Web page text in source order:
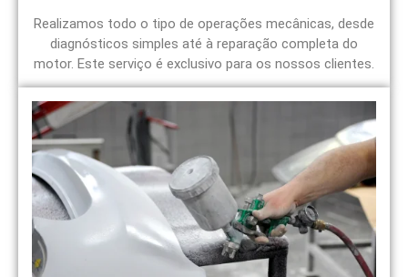
Realizamos todo o tipo de operações mecânicas, desde
diagnósticos simples até à reparação completa do
motor. Este serviço é exclusivo para os nossos clientes.